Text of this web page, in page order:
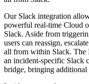
Our Slack integration
powerful real-time Cloud
Slack. Aside from
users can reassign,
all from within Slack. The
an incident-specific Slack
bridge, bringing additional